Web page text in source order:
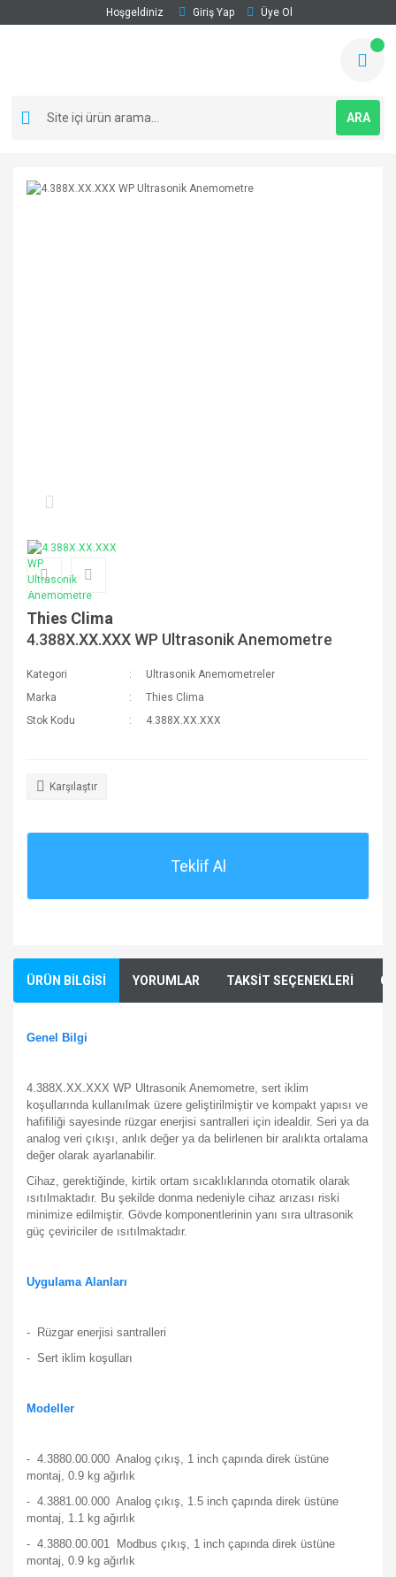
Hoşgeldiniz Giriş Yap Üye Ol
ARA
Thies Clima
4.388X.XX.XXX WP Ultrasonik Anemometre
Kategori
Ultrasonik Anemometreler
Marka
Thies Clima
Stok Kodu
4.388X.XX.XXX
Karşılaştır
Teklif Al
ÜRÜN BİLGİSİ YORUMLAR TAKSİT SEÇENEKLERİ
Genel Bilgi
4.388X.XX.XXX WP Ultrasonik Anemometre, sert iklim
koşullarında kullanılmak üzere geliştirilmiştir ve kompakt yapısı ve
hafifiliği sayesinde rüzgar enerjisi santralleri için idealdir. Seri ya da
analog veri çıkışı, anlık değer ya da belirlenen bir aralıkta ortalama
değer olarak ayarlanabilir.
Cihaz, gerektiğinde, kirtik ortam sıcaklıklarında otomatik olarak
ısıtılmaktadır. Bu şekilde donma nedeniyle cihaz arızası riski
minimize edilmiştir. Gövde komponentlerinin yanı sıra ultrasonik
güç çeviriciler de ısıtılmaktadır.
Uygulama Alanları
- Rüzgar enerjisi santralleri
- Sert iklim koşulları
Modeller
- 4.3880.00.000 Analog çıkış, 1 inch çapında direk üstüne
montaj, 0.9 kg ağırlık
- 4.3881.00.000 Analog çıkış, 1.5 inch çapında direk üstüne
montaj, 1.1 kg ağırlık
- 4.3880.00.001 Modbus çıkış, 1 inch çapında direk üstüne
montaj, 0.9 kg ağırlık